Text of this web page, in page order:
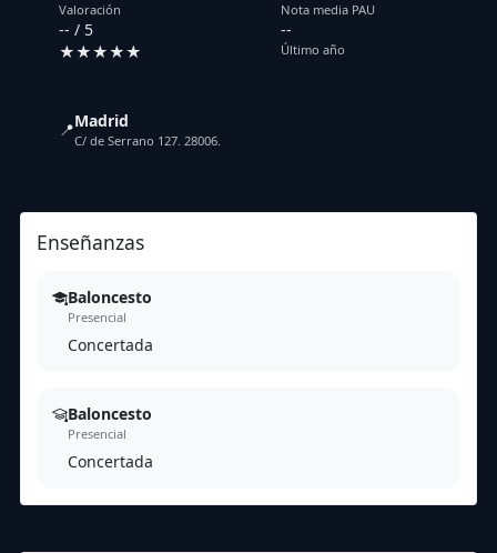
Valoración
-- / 5
★★★★★
Nota media PAU
--
Último año
📍Madrid
C/ de Serrano 127. 28006.
Enseñanzas
Baloncesto
Presencial
Concertada
Baloncesto
Presencial
Concertada